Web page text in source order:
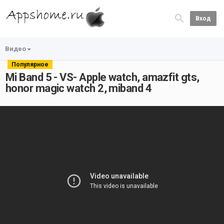
Вход
Видео
Популярное
Mi Band 5 - VS- Apple watch, amazfit gts,
honor magic watch 2, miband 4